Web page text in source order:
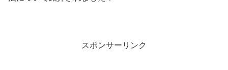
スポンサーリンク